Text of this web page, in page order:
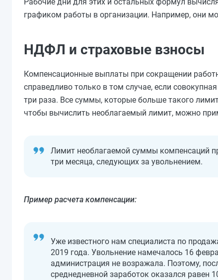
графиком работы в организации. Например, они
НДФЛ и страховые взносы
Компенсационные выплаты при сокращении
справедливо только в том случае, если
три раза. Все суммы, которые больше такого
чтобы вычислить необлагаемый лимит, можно
Лимит необлагаемой суммы компенсаций
три месяца, следующих за увольнением.
Пример расчета компенсации:
Уже известного нам специалиста по
2019 года. Увольнение намечалось 16
администрация не возражала. Поэтому,
среднедневной заработок оказался